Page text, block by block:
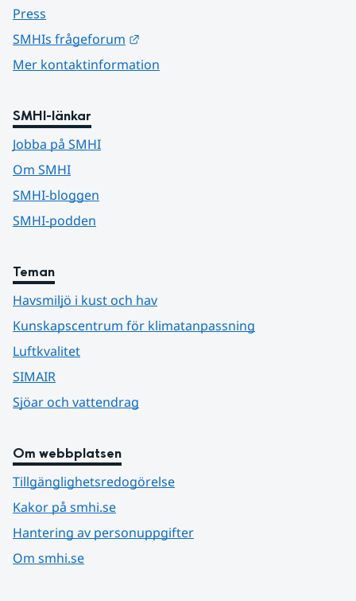
Press
SMHIs frågeforum
Mer kontaktinformation
SMHI-länkar
Jobba på SMHI
Om SMHI
SMHI-bloggen
SMHI-podden
Teman
Havsmiljö i kust och hav
Kunskapscentrum för klimatanpassning
Luftkvalitet
SIMAIR
Sjöar och vattendrag
Om webbplatsen
Tillgänglighetsredogörelse
Kakor på smhi.se
Hantering av personuppgifter
Om smhi.se